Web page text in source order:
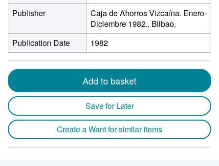
Publisher
Caja de Ahorros Vizcaína. Enero-
Diciembre 1982., Bilbao.
Publication Date
1982
Add to basket
Save for Later
Create a Want for similar items